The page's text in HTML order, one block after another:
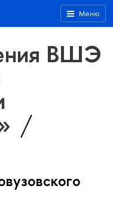
Меню
ВШЭ